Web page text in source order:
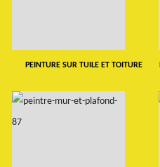
PEINTURE SUR TUILE ET TOITURE